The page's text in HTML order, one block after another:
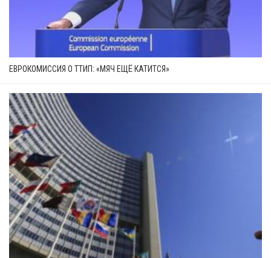
ЕВРОКОМИССИЯ О ТТИП: «МЯЧ ЕЩЁ КАТИТСЯ»